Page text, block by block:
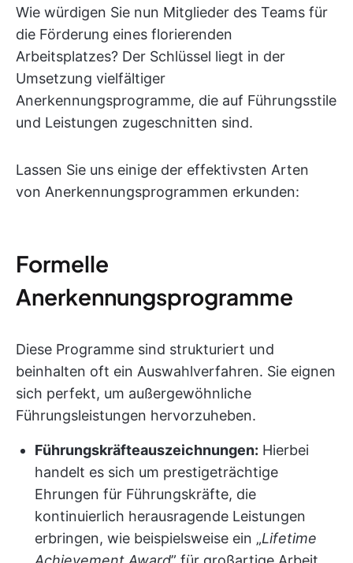
Wie würdigen Sie nun Mitglieder des Teams für
die Förderung eines florierenden
Arbeitsplatzes? Der Schlüssel liegt in der
Umsetzung vielfältiger
Anerkennungsprogramme, die auf Führungsstile
und Leistungen zugeschnitten sind.
Lassen Sie uns einige der effektivsten Arten
von Anerkennungsprogrammen erkunden:
Formelle
Anerkennungsprogramme
Diese Programme sind strukturiert und
beinhalten oft ein Auswahlverfahren. Sie eignen
sich perfekt, um außergewöhnliche
Führungsleistungen hervorzuheben.
Führungskräfteauszeichnungen: Hierbei
handelt es sich um prestigeträchtige
Ehrungen für Führungskräfte, die
kontinuierlich herausragende Leistungen
erbringen, wie beispielsweise ein „Lifetime